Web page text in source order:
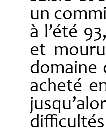
un
à l’été
et
domaine
acheté